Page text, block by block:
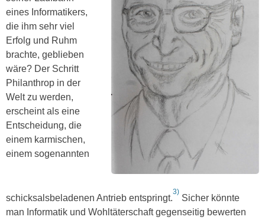
eines Informatikers,
die ihm sehr viel
Erfolg und Ruhm
brachte, geblieben
wäre? Der Schritt
Philanthrop in der
Welt zu werden,
erscheint als eine
Entscheidung, die
einem karmischen,
einem sogenannten
schicksalsbeladenen Antrieb entspringt.
3)
Sicher könnte
man Informatik und Wohltäterschaft gegenseitig bewerten